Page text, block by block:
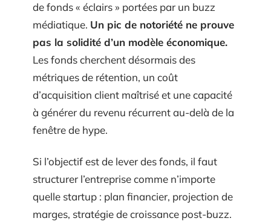
de fonds « éclairs » portées par un buzz
médiatique. Un pic de notoriété ne prouve
pas la solidité d’un modèle économique.
Les fonds cherchent désormais des
métriques de rétention, un coût
d’acquisition client maîtrisé et une capacité
à générer du revenu récurrent au-delà de la
fenêtre de hype.
Si l’objectif est de lever des fonds, il faut
structurer l’entreprise comme n’importe
quelle startup : plan financier, projection de
marges, stratégie de croissance post-buzz.